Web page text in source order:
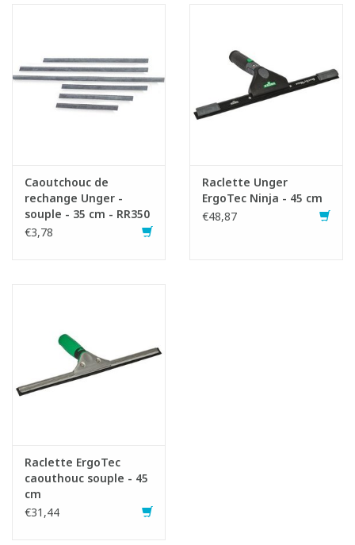
Caoutchouc de
rechange Unger -
souple - 35 cm - RR350
€3,78
Raclette Unger
ErgoTec Ninja - 45 cm
€48,87
Raclette ErgoTec
caouthouc souple - 45
cm
€31,44